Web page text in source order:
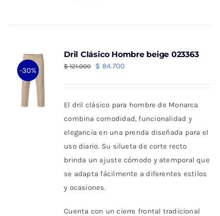
Las
-30%
Dril Clásico Hombre beige 023363
$121.000
El
era:
$ 121.000.
$ 84.700
es:
$ 84.700.
El dril clásico para hombre de Monarca
combina comodidad, funcionalidad y
elegancia en una prenda diseñada para el
uso diario. Su silueta de corte recto
brinda un ajuste cómodo y atemporal que
se adapta fácilmente a diferentes estilos
y ocasiones.
Cuenta con un cierre frontal tradicional